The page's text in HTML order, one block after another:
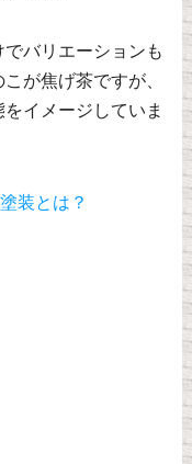
バリエーションも
が焦げ茶ですが、
イメージしていま
装とは？